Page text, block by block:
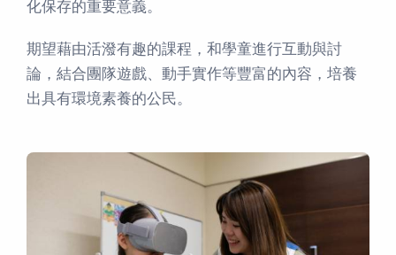
化保存的重要意義。
期望藉由活潑有趣的課程，和學童進行互動與討
論，結合團隊遊戲、動手實作等豐富的內容，培養
出具有環境素養的公民。